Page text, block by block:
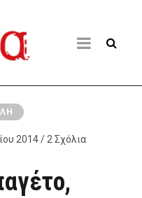
2014 / 2 Σχόλια